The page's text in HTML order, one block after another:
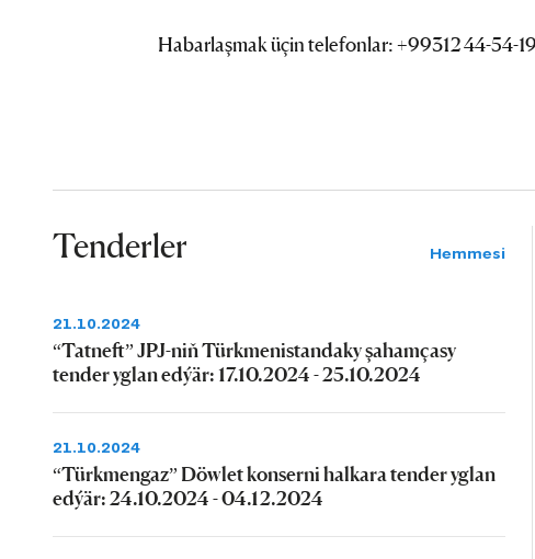
Habarlaşmak üçin telefonlar: +99312 44-54-
Tenderler Hemmesi
21.10.2024
“Tatneft” JPJ-niň Türkmenistandaky şahamçasy
tender yglan edýär: 17.10.2024 - 25.10.2024
21.10.2024
“Türkmengaz” Döwlet konserni halkara tender yglan
edýär: 24.10.2024 - 04.12.2024